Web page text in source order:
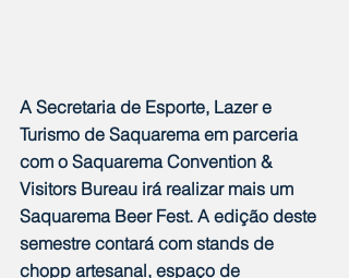
A Secretaria de Esporte, Lazer e
Turismo de Saquarema em parceria
com o Saquarema Convention &
Visitors Bureau irá realizar mais um
Saquarema Beer Fest. A edição deste
semestre contará com stands de
chopp artesanal, espaço de